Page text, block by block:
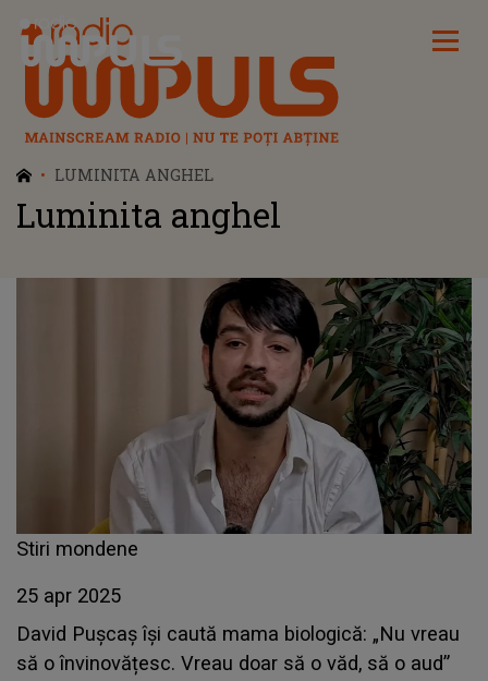
Radio Impuls
LUMINITA ANGHEL
Luminita anghel
Stiri mondene
25 apr 2025
David Pușcaș își caută mama biologică: „Nu vreau
să o învinovățesc. Vreau doar să o văd, să o aud”